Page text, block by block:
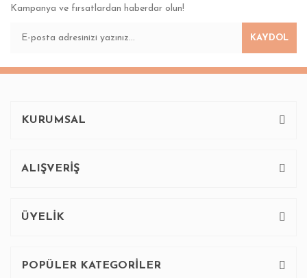
Yorum Yaz
Ürün açıklamasında eksik bilgiler bulunuyor.
Kampanya ve fırsatlardan haberdar olun!
KAYDOL
KURUMSAL
ALIŞVERİŞ
ÜYELİK
POPÜLER KATEGORİLER